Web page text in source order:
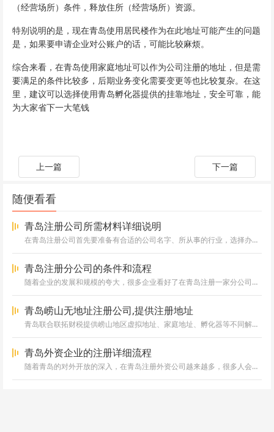
（经营场所）条件，释放住所（经营场所）资源。
特别说明的是，现在青岛使用居民楼作为在此地址可能产生的问题
是，如果要申请企业对公账户的话，可能比较麻烦。
综合来看，在青岛使用家庭地址可以作为公司注册的地址，但是需
要满足的条件比较多，后期业务变化需要变更等也比较复杂。在这
里，建议可以选择使用青岛孵化器提供的挂靠地址，安全可靠，能
为大家省下一大笔钱
上一篇 下一篇
随便看看
青岛注册公司所需材料详细说明
在青岛注册公司首先要准备有合适的公司名字、所从事的行业，选择办公地址，根据行业确定经营范围，注册资金、合伙人也就是法人股...
青岛注册分公司的条件和流程
随着企业的发展和规模的夸大，很多企业看好了在青岛注册一家分公司的想法，客户王先生就是想夸大公司规模，想在青岛注册一家分公...
青岛崂山无地址注册公司,提供注册地址
青岛联合联拓财税提供崂山地区虚拟地址、家庭地址、孵化器等不同解决方案，满足多样化需求，在线解答挂靠地址“合法吗”、“费用...
青岛外资企业的注册详细流程
随着青岛的对外开放的深入，在青岛注册外资公司越来越多，很多人会有疑问，在青岛注册外资公司和注册内资公司有什么不同？，在青...